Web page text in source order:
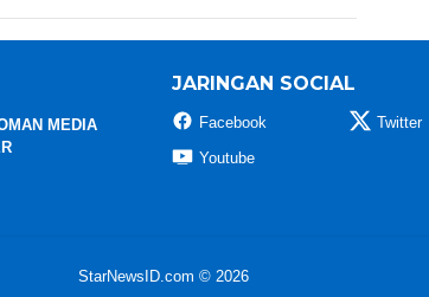
MEDIA
JARINGAN SOCIAL
Facebook Twitter
Youtube
StarNewsID.com © 2026